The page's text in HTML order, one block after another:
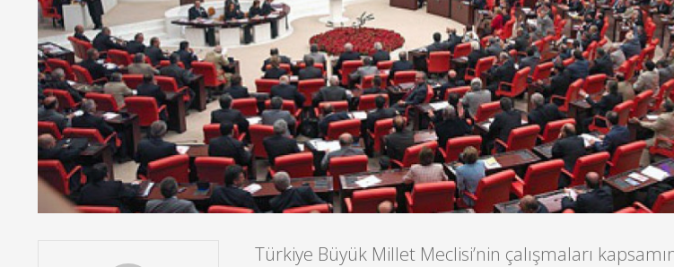
Türkiye Büyük Millet Meclisi’nin çalışmaları